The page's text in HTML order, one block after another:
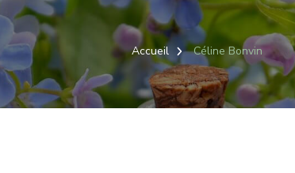
Accueil Céline Bonvin